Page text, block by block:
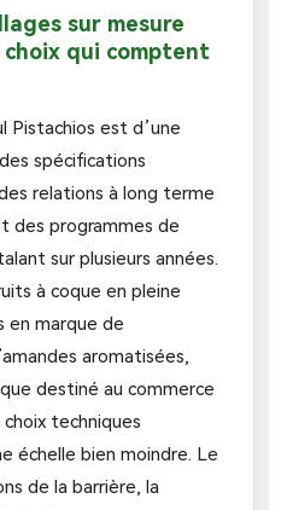
sur mesure
choix qui comptent
Pistachios est d’une
spécifications
relations à long terme
des programmes de
sur plusieurs années.
à coque en pleine
en marque de
aromatisées,
destiné au commerce
techniques
échelle bien moindre. Le
de la barrière, la